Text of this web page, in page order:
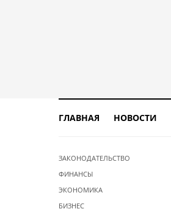
ГЛАВНАЯ НОВОСТИ
ЗАКОНОДАТЕЛЬСТВО
ФИНАНСЫ
ЭКОНОМИКА
БИЗНЕС